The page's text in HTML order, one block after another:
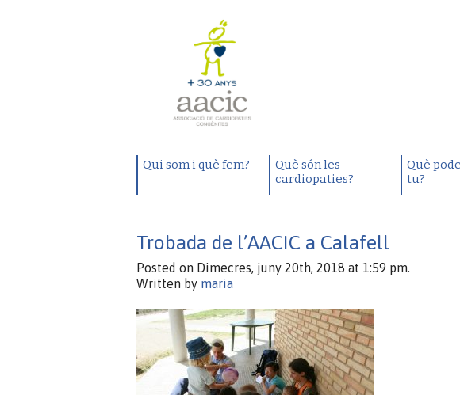
Qui som i què fem?
Què són les
cardiopaties?
Què
tu?
Trobada de l’AACIC a Calafell
Posted on Dimecres, juny 20th, 2018 at 1:59 pm.
Written by maria